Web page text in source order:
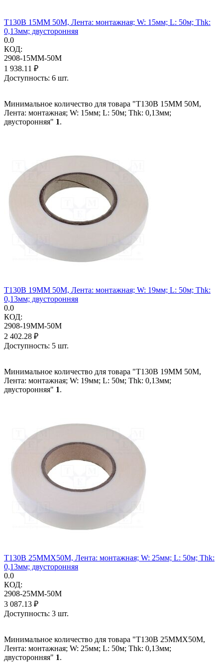
T130B 15MM 50M, Лента: монтажная; W: 15мм; L: 50м; Thk:
0,13мм; двусторонняя
0.0
КОД:
2908-15MM-50M
1 938.11 ₽
Доступность: 6 шт.
Минимальное количество для товара "T130B 15MM 50M,
Лента: монтажная; W: 15мм; L: 50м; Thk: 0,13мм;
двусторонняя" 1.
T130B 19MM 50M, Лента: монтажная; W: 19мм; L: 50м; Thk:
0,13мм; двусторонняя
0.0
КОД:
2908-19MM-50M
2 402.28 ₽
Доступность: 5 шт.
Минимальное количество для товара "T130B 19MM 50M,
Лента: монтажная; W: 19мм; L: 50м; Thk: 0,13мм;
двусторонняя" 1.
T130B 25MMX50M, Лента: монтажная; W: 25мм; L: 50м; Thk:
0,13мм; двусторонняя
0.0
КОД:
2908-25MM-50M
3 087.13 ₽
Доступность: 3 шт.
Минимальное количество для товара "T130B 25MMX50M,
Лента: монтажная; W: 25мм; L: 50м; Thk: 0,13мм;
двусторонняя" 1.